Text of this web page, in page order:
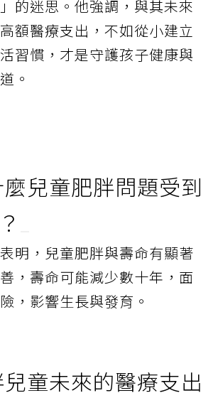
的迷思。他強調，與其未來
額醫療支出，不如從小建立
習慣，才是守護孩子健康與
。
兒童肥胖問題受到
明，兒童肥胖與壽命有顯著
，壽命可能減少數十年，面
，影響生長與發育。
童未來的醫療支出